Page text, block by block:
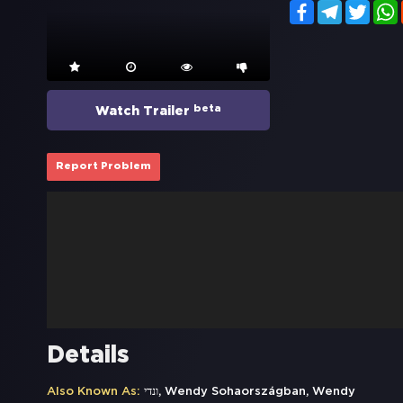
Watch Trailer beta
FacebookTelegram
Report Problem
Details
Also Known As: ונדי, Wendy Sohaországban, Wendy